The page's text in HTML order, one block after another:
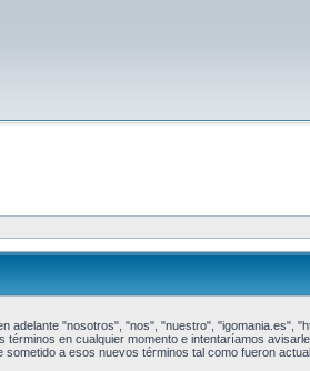
adelante "nosotros", "nos", "nuestro", "igomania.es",
términos en cualquier momento e intentaríamos
a esos nuevos términos tal como fueron